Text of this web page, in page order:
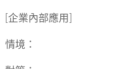
[企業內部應用]
情境：